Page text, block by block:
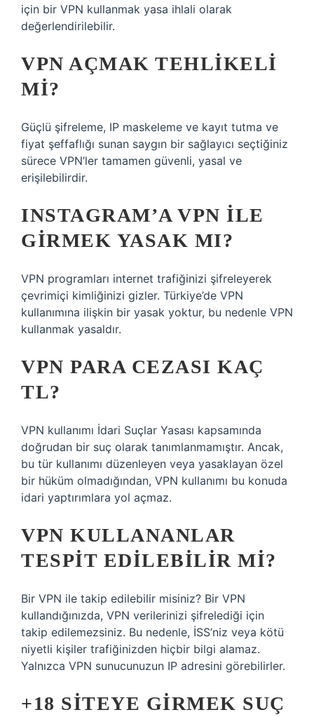
için bir VPN kullanmak yasa ihlali olarak
değerlendirilebilir.
VPN AÇMAK TEHLIKELI
MI?
Güçlü şifreleme, IP maskeleme ve kayıt tutma ve
fiyat şeffaflığı sunan saygın bir sağlayıcı seçtiğiniz
sürece VPN’ler tamamen güvenli, yasal ve
erişilebilirdir.
INSTAGRAM’A VPN ILE
GIRMEK YASAK MI?
VPN programları internet trafiğinizi şifreleyerek
çevrimiçi kimliğinizi gizler. Türkiye’de VPN
kullanımına ilişkin bir yasak yoktur, bu nedenle VPN
kullanmak yasaldır.
VPN PARA CEZASI KAÇ
TL?
VPN kullanımı İdari Suçlar Yasası kapsamında
doğrudan bir suç olarak tanımlanmamıştır. Ancak,
bu tür kullanımı düzenleyen veya yasaklayan özel
bir hüküm olmadığından, VPN kullanımı bu konuda
idari yaptırımlara yol açmaz.
VPN KULLANANLAR
TESPIT EDILEBILIR MI?
Bir VPN ile takip edilebilir misiniz? Bir VPN
kullandığınızda, VPN verilerinizi şifrelediği için
takip edilemezsiniz. Bu nedenle, İSS’niz veya kötü
niyetli kişiler trafiğinizden hiçbir bilgi alamaz.
Yalnızca VPN sunucunuzun IP adresini görebilirler.
+18 SITEYE GIRMEK SUÇ